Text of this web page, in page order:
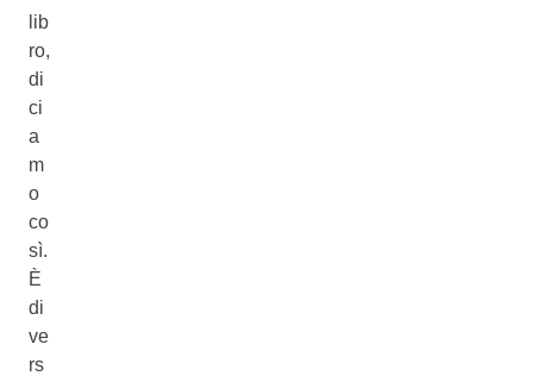
lib
ro,
di
ci
a
m
o
co
sì.
È
di
ve
rs